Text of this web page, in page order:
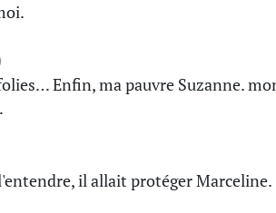
Enfin, ma pauvre Suzanne.
il allait protéger Marceline.